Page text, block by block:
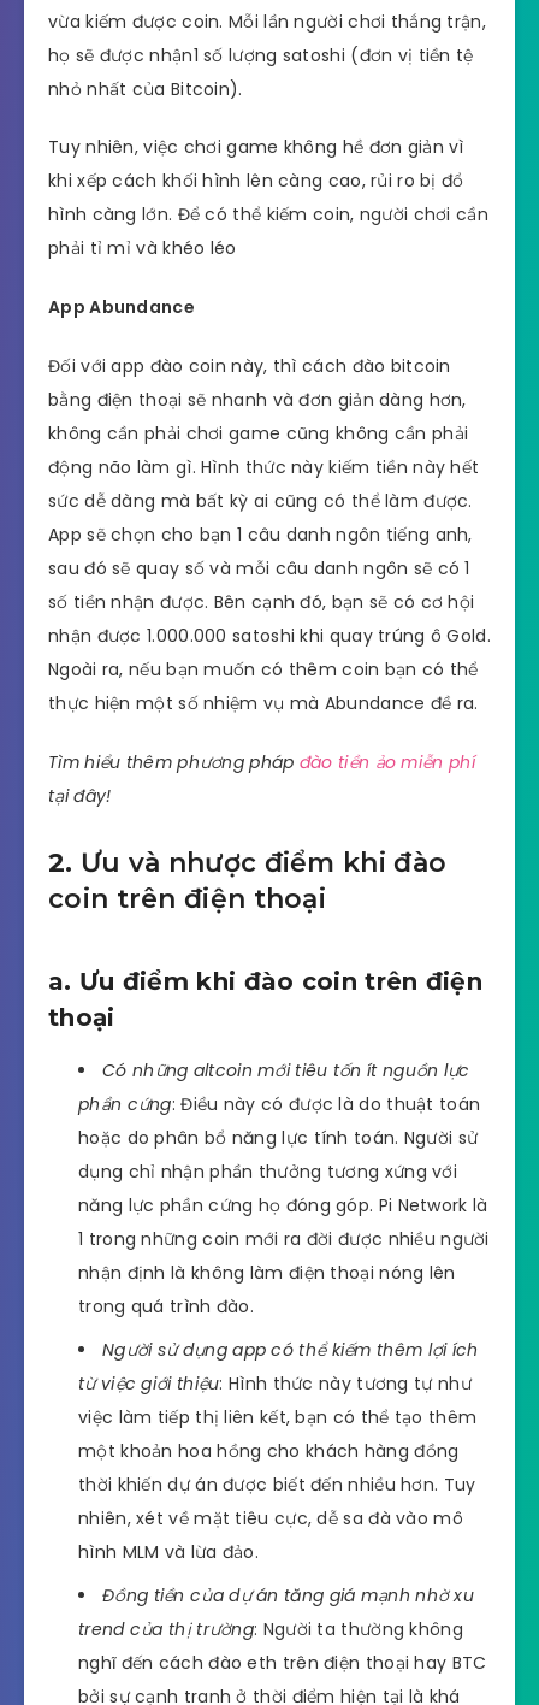
vừa kiếm được coin. Mỗi lần người chơi thắng trận,
họ sẽ được nhận1 số lượng satoshi (đơn vị tiền tệ
nhỏ nhất của Bitcoin).
Tuy nhiên, việc chơi game không hề đơn giản vì
khi xếp cách khối hình lên càng cao, rủi ro bị đổ
hình càng lớn. Để có thể kiếm coin, người chơi cần
phải tỉ mỉ và khéo léo
App Abundance
Đối với app đào coin này, thì cách đào bitcoin
bằng điện thoại sẽ nhanh và đơn giản dàng hơn,
không cần phải chơi game cũng không cần phải
động não làm gì. Hình thức này kiếm tiền này hết
sức dễ dàng mà bất kỳ ai cũng có thể làm được.
App sẽ chọn cho bạn 1 câu danh ngôn tiếng anh,
sau đó sẽ quay số và mỗi câu danh ngôn sẽ có 1
số tiền nhận được. Bên cạnh đó, bạn sẽ có cơ hội
nhận được 1.000.000 satoshi khi quay trúng ô Gold.
Ngoài ra, nếu bạn muốn có thêm coin bạn có thể
thực hiện một số nhiệm vụ mà Abundance đề ra.
Tìm hiểu thêm phương pháp đào tiền ảo miễn phí
tại đây!
2. Ưu và nhược điểm khi đào
coin trên điện thoại
a. Ưu điểm khi đào coin trên điện
thoại
Có những altcoin mới tiêu tốn ít nguồn lực
phần cứng: Điều này có được là do thuật toán
hoặc do phân bổ năng lực tính toán. Người sử
dụng chỉ nhận phần thưởng tương xứng với
năng lực phần cứng họ đóng góp. Pi Network là
1 trong những coin mới ra đời được nhiều người
nhận định là không làm điện thoại nóng lên
trong quá trình đào.
Người sử dụng app có thể kiếm thêm lợi ích
từ việc giới thiệu: Hình thức này tương tự như
việc làm tiếp thị liên kết, bạn có thể tạo thêm
một khoản hoa hồng cho khách hàng đồng
thời khiến dự án được biết đến nhiều hơn. Tuy
nhiên, xét về mặt tiêu cực, dễ sa đà vào mô
hình MLM và lừa đảo.
Đồng tiền của dự án tăng giá mạnh nhờ xu
trend của thị trường: Người ta thường không
nghĩ đến cách đào eth trên điện thoại hay BTC
bởi sự cạnh tranh ở thời điểm hiện tại là khá